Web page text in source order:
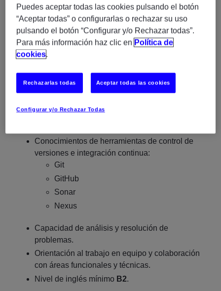
Scala
Java
Experiencia trabajando con entornos Big Data
como:
Hive
Cloudera
Conocimientos de herramientas de control de
versiones e integración continua:
Git
GitHub
Sonar
Nexus
Capacidad de análisis y resolución de
problemas.
Orientación al trabajo en equipo y colaboración
con áreas funcionales y técnicas.
Nivel de inglés mínimo B2.
Puedes aceptar todas las cookies pulsando el botón
“Aceptar todas” o configurarlas o rechazar su uso
pulsando el botón “Configurar y/o Rechazar todas”.
Para más información haz clic en Política de
cookies.
Configurar y/o Rechazar Todas
Rechazarlas todas Aceptar todas las cookies